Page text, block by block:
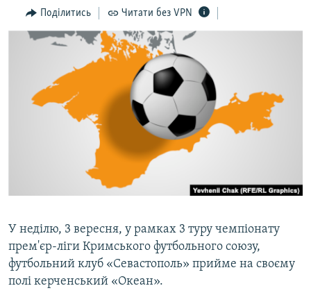
Перейти
до
пошуку
ПОГЛЯД
ІНТЕРВ'Ю
ВСЕ ЗА ДЕНЬ
СПЕЦПРОЕКТИ
ДЕПОРТАЦІЯ
ВІДЕОУРОКИ «ELIFBE»
СВІДЧЕННЯ ОКУПАЦІЇ
УКРАЇНСЬКА ПРОБЛЕМА КРИМУ
ЯК ОБІЙТИ БЛОКУВАННЯ
Усі сайти RFE/RL
Поділитись Читати без VPN
У неділю, 3 вересня, у рамках 3 туру чемпіонату
прем'єр-ліги Кримського футбольного союзу,
футбольний клуб «Севастополь» прийме на своєму
полі керченський «Океан».